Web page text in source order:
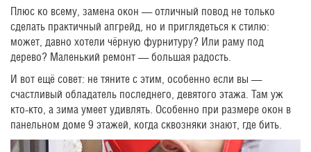
Плюс ко всему, замена окон — отличный повод не только
сделать практичный апгрейд, но и приглядеться к стилю:
может, давно хотели чёрную фурнитуру? Или раму под
дерево? Маленький ремонт — большая радость.
И вот ещё совет: не тяните с этим, особенно если вы —
счастливый обладатель последнего, девятого этажа. Там уж
кто-кто, а зима умеет удивлять. Особенно при размере окон в
панельном доме 9 этажей, когда сквозняки знают, где бить.